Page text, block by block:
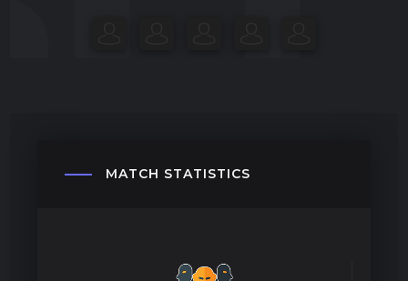
MATCH STATISTICS